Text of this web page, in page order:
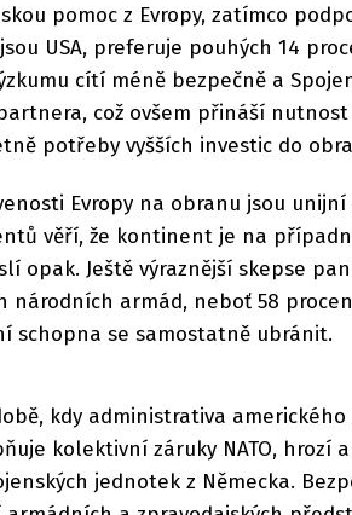
pomoc z Evropy, zatímco
USA, preferuje pouhých 14
cítí méně bezpečně a
což ovšem přináší nutnost
potřeby vyšších investic do
Evropy na obranu jsou
věří, že kontinent je na
opak. Ještě výraznější skepse
národních armád, neboť 58
schopna se samostatně ubránit.
kdy administrativa
kolektivní záruky NATO, hrozí
jednotek z Německa.